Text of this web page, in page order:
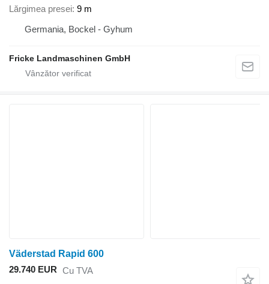
Lărgimea presei 9 m
Germania, Bockel - Gyhum
Fricke Landmaschinen GmbH
Väderstad Rapid 600
29.740 EUR Cu TVA